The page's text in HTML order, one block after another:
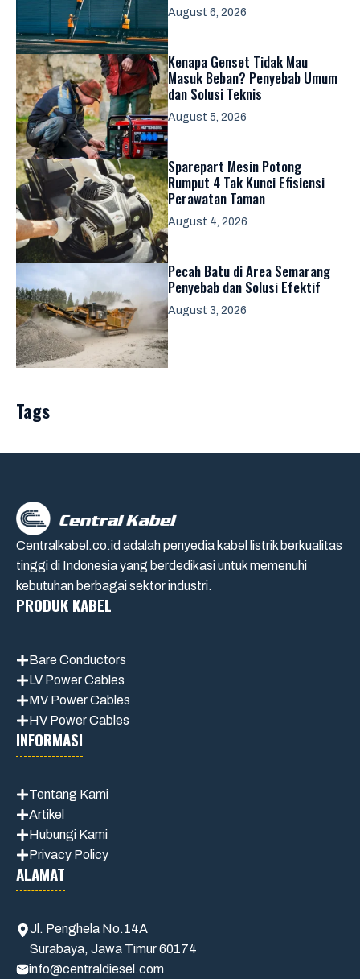
August 6, 2026
Kenapa Genset Tidak Mau
Masuk Beban? Penyebab Umum
dan Solusi Teknis
August 5, 2026
Sparepart Mesin Potong
Rumput 4 Tak Kunci Efisiensi
Perawatan Taman
August 4, 2026
Pecah Batu di Area Semarang
Penyebab dan Solusi Efektif
August 3, 2026
Tags
Centralkabel.co.id adalah penyedia kabel listrik berkualitas
tinggi di Indonesia yang berdedikasi untuk memenuhi
kebutuhan berbagai sektor industri.
PRODUK KABEL
Bare Conductors
LV Power Cables
MV Power Cables
HV Power Cables
INFORMASI
Tentang Kami
Artikel
Hubungi Kami
Privacy Policy
ALAMAT
Jl. Penghela No.14A
Surabaya, Jawa Timur 60174
info@centraldiesel.com